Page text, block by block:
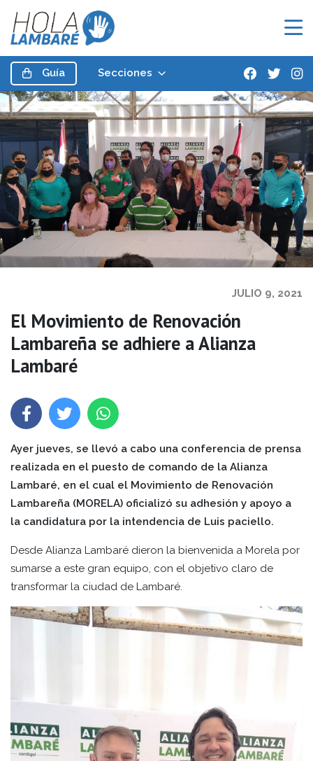
Guía Secciones
JULIO 9, 2021
El Movimiento de Renovación
Lambareña se adhiere a Alianza
Lambaré
Ayer jueves, se llevó a cabo una conferencia de prensa
realizada en el puesto de comando de la Alianza
Lambaré, en el cual el Movimiento de Renovación
Lambareña (MORELA) oficializó su adhesión y apoyo a
la candidatura por la intendencia de Luis paciello.
Desde Alianza Lambaré dieron la bienvenida a Morela por
sumarse a este gran equipo, con el objetivo claro de
transformar la ciudad de Lambaré.